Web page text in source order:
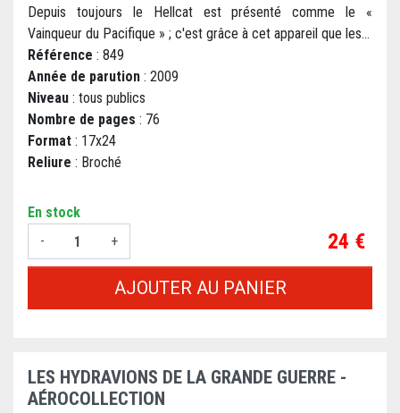
Depuis toujours le Hellcat est présenté comme le «
Vainqueur du Pacifique » ; c'est grâce à cet appareil que les...
Référence : 849
Année de parution : 2009
Niveau : tous publics
Nombre de pages : 76
Format : 17x24
Reliure : Broché
En stock
-
+ Prix
24 €
AJOUTER AU PANIER
LES HYDRAVIONS DE LA GRANDE GUERRE -
AÉROCOLLECTION